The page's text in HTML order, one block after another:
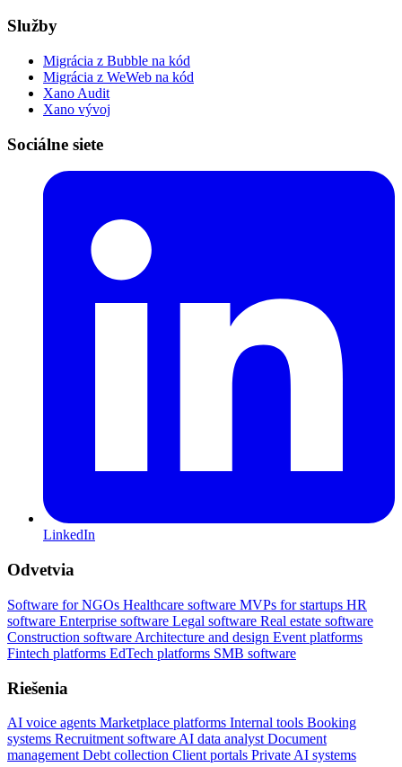
Služby
Migrácia z Bubble na kód
Migrácia z WeWeb na kód
Xano Audit
Xano vývoj
Sociálne siete
LinkedIn
Odvetvia
Software for NGOs Healthcare software MVPs for startups HR
software Enterprise software Legal software Real estate software
Construction software Architecture and design Event platforms
Fintech platforms EdTech platforms SMB software
Riešenia
AI voice agents Marketplace platforms Internal tools Booking
systems Recruitment software AI data analyst Document
management Debt collection Client portals Private AI systems